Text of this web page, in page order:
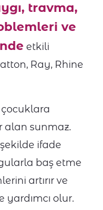
travma,
ve
etkili
Ray, Rhine
çocuklara
alan sunmaz.
ifade
baş etme
artırır ve
olur.